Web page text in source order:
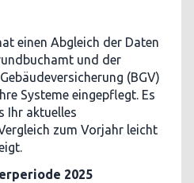
einen Abgleich der Daten
und der
(BGV)
Systeme eingepflegt. Es
Ihr aktuelles
zum Vorjahr leicht
2025